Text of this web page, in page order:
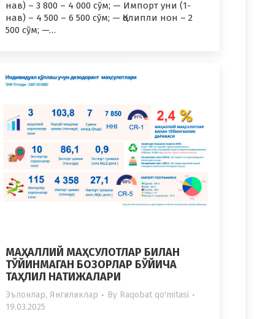
нав) – 3 800 – 4 000 сўм; — Импорт уни (1-
нав) – 4 500 – 6 500 сўм; — Қолипли нон – 2
500 сўм; —…
МАҲАЛЛИЙ МАҲСУЛОТЛАР БИЛАН
ТЎЙИНМАГАН БОЗОРЛАР БЎЙИЧА
ТАҲЛИЛ НАТИЖАЛАРИ
Эълонлар, Янгиликлар By Raqobat qo'mitasi
19.03.2025